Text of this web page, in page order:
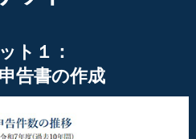
ト１：
告書の作成